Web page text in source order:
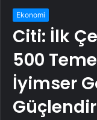
Ekonomi
Citi: İlk
500
İyimser